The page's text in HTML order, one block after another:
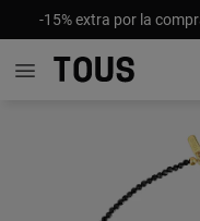
-15% extra por la